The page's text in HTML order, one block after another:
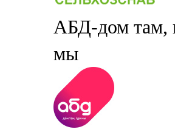
АБД-дом там,
мы